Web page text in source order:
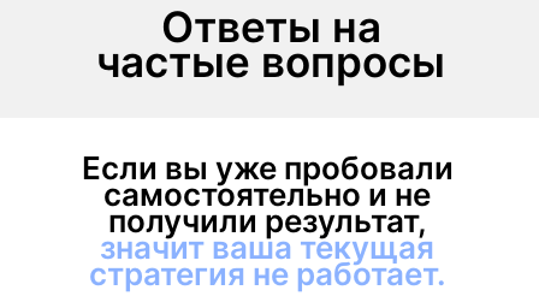
Ответы на
частые вопросы
Если вы уже пробовали
самостоятельно и не
получили результат,
значит ваша текущая
стратегия не работает.